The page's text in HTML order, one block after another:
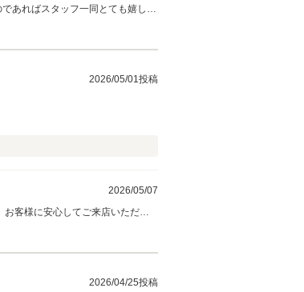
2026/05/01投稿
2026/05/07
2026/04/25投稿